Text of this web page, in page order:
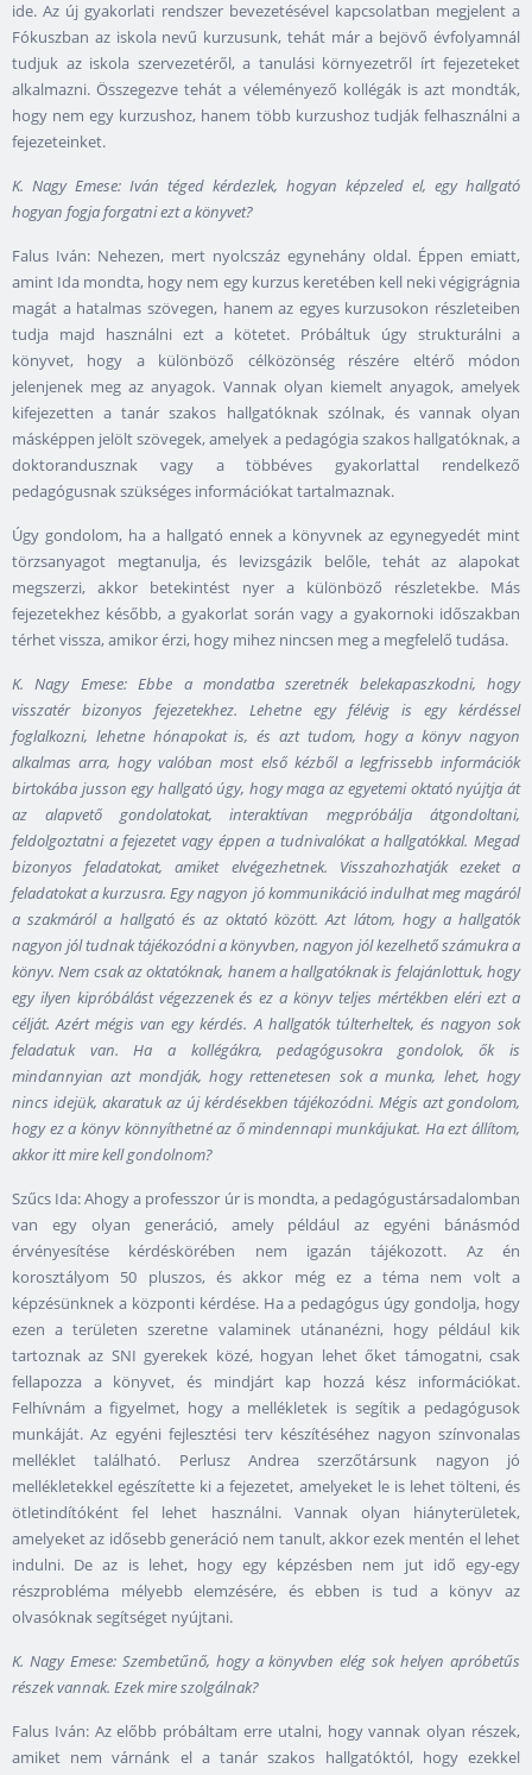
ide. Az új gyakorlati rendszer bevezetésével kapcsolatban megjelent a
Fókuszban az iskola nevű kurzusunk, tehát már a bejövő évfolyamnál
tudjuk az iskola szervezetéről, a tanulási környezetről írt fejezeteket
alkalmazni. Összegezve tehát a véleményező kollégák is azt mondták,
hogy nem egy kurzushoz, hanem több kurzushoz tudják felhasználni a
fejezeteinket.
K. Nagy Emese: Iván téged kérdezlek, hogyan képzeled el, egy hallgató
hogyan fogja forgatni ezt a könyvet?
Falus Iván: Nehezen, mert nyolcszáz egynehány oldal. Éppen emiatt,
amint Ida mondta, hogy nem egy kurzus keretében kell neki végigrágnia
magát a hatalmas szövegen, hanem az egyes kurzusokon részleteiben
tudja majd használni ezt a kötetet. Próbáltuk úgy strukturálni a
könyvet, hogy a különböző célközönség részére eltérő módon
jelenjenek meg az anyagok. Vannak olyan kiemelt anyagok, amelyek
kifejezetten a tanár szakos hallgatóknak szólnak, és vannak olyan
másképpen jelölt szövegek, amelyek a pedagógia szakos hallgatóknak, a
doktorandusznak vagy a többéves gyakorlattal rendelkező
pedagógusnak szükséges információkat tartalmaznak.
Úgy gondolom, ha a hallgató ennek a könyvnek az egynegyedét mint
törzsanyagot megtanulja, és levizsgázik belőle, tehát az alapokat
megszerzi, akkor betekintést nyer a különböző részletekbe. Más
fejezetekhez később, a gyakorlat során vagy a gyakornoki időszakban
térhet vissza, amikor érzi, hogy mihez nincsen meg a megfelelő tudása.
K. Nagy Emese: Ebbe a mondatba szeretnék belekapaszkodni, hogy
visszatér bizonyos fejezetekhez. Lehetne egy félévig is egy kérdéssel
foglalkozni, lehetne hónapokat is, és azt tudom, hogy a könyv nagyon
alkalmas arra, hogy valóban most első kézből a legfrissebb információk
birtokába jusson egy hallgató úgy, hogy maga az egyetemi oktató nyújtja át
az alapvető gondolatokat, interaktívan megpróbálja átgondoltani,
feldolgoztatni a fejezetet vagy éppen a tudnivalókat a hallgatókkal. Megad
bizonyos feladatokat, amiket elvégezhetnek. Visszahozhatják ezeket a
feladatokat a kurzusra. Egy nagyon jó kommunikáció indulhat meg magáról
a szakmáról a hallgató és az oktató között. Azt látom, hogy a hallgatók
nagyon jól tudnak tájékozódni a könyvben, nagyon jól kezelhető számukra a
könyv. Nem csak az oktatóknak, hanem a hallgatóknak is felajánlottuk, hogy
egy ilyen kipróbálást végezzenek és ez a könyv teljes mértékben eléri ezt a
célját. Azért mégis van egy kérdés. A hallgatók túlterheltek, és nagyon sok
feladatuk van. Ha a kollégákra, pedagógusokra gondolok, ők is
mindannyian azt mondják, hogy rettenetesen sok a munka, lehet, hogy
nincs idejük, akaratuk az új kérdésekben tájékozódni. Mégis azt gondolom,
hogy ez a könyv könnyíthetné az ő mindennapi munkájukat. Ha ezt állítom,
akkor itt mire kell gondolnom?
Szűcs Ida: Ahogy a professzor úr is mondta, a pedagógustársadalomban
van egy olyan generáció, amely például az egyéni bánásmód
érvényesítése kérdéskörében nem igazán tájékozott. Az én
korosztályom 50 pluszos, és akkor még ez a téma nem volt a
képzésünknek a központi kérdése. Ha a pedagógus úgy gondolja, hogy
ezen a területen szeretne valaminek utánanézni, hogy például kik
tartoznak az SNI gyerekek közé, hogyan lehet őket támogatni, csak
fellapozza a könyvet, és mindjárt kap hozzá kész információkat.
Felhívnám a figyelmet, hogy a mellékletek is segítik a pedagógusok
munkáját. Az egyéni fejlesztési terv készítéséhez nagyon színvonalas
melléklet található. Perlusz Andrea szerzőtársunk nagyon jó
mellékletekkel egészítette ki a fejezetet, amelyeket le is lehet tölteni, és
ötletindítóként fel lehet használni. Vannak olyan hiányterületek,
amelyeket az idősebb generáció nem tanult, akkor ezek mentén el lehet
indulni. De az is lehet, hogy egy képzésben nem jut idő egy-egy
részprobléma mélyebb elemzésére, és ebben is tud a könyv az
olvasóknak segítséget nyújtani.
K. Nagy Emese: Szembetűnő, hogy a könyvben elég sok helyen apróbetűs
részek vannak. Ezek mire szolgálnak?
Falus Iván: Az előbb próbáltam erre utalni, hogy vannak olyan részek,
amiket nem várnánk el a tanár szakos hallgatóktól, hogy ezekkel